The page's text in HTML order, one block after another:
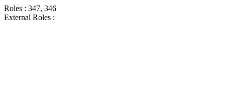
Roles : 347, 346
External Roles :